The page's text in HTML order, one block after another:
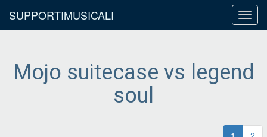
SUPPORTIMUSICALI
Mojo suitecase vs legend
soul